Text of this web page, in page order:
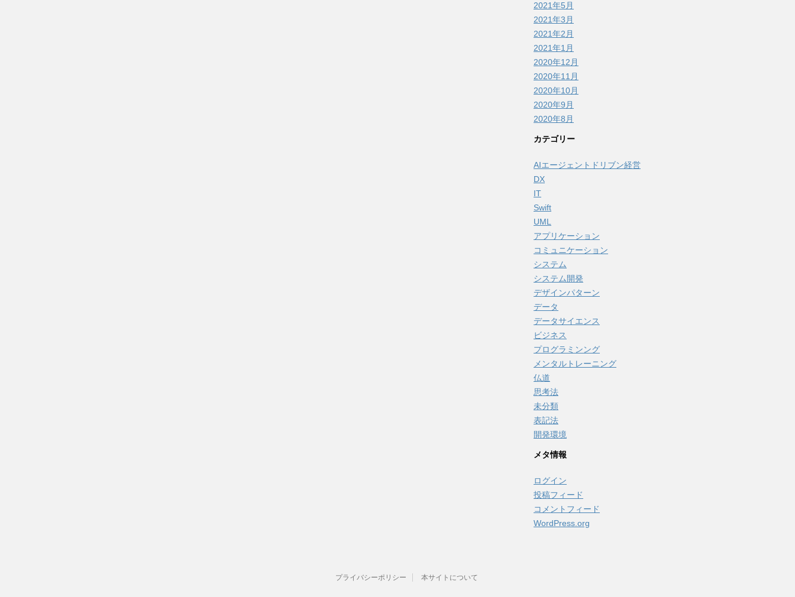
2021年5月
2021年3月
2021年2月
2021年1月
2020年12月
2020年11月
2020年10月
2020年9月
2020年8月
カテゴリー
AIエージェントドリブン経営
DX
IT
Swift
UML
アプリケーション
コミュニケーション
システム
システム開発
デザインパターン
データ
データサイエンス
ビジネス
プログラミンング
メンタルトレーニング
仏道
思考法
未分類
表記法
開発環境
メタ情報
ログイン
投稿フィード
コメントフィード
WordPress.org
プライバシーポリシー 本サイトについて